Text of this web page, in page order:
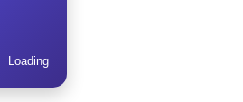
Loading